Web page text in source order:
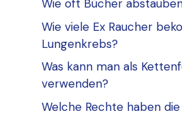
Wie oft Bücher
Wie viele Ex Raucher
Lungenkrebs?
Was kann man als
verwenden?
Welche Rechte haben